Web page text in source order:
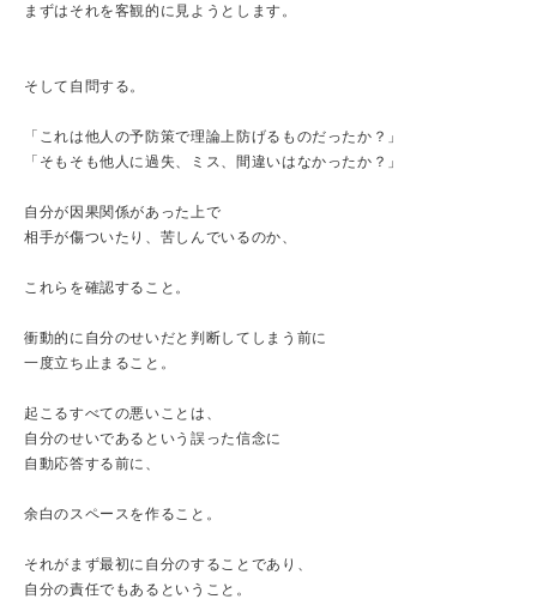
まずはそれを客観的に見ようとします。
そして自問する。
「これは他人の予防策で理論上防げるものだったか？」
「そもそも他人に過失、ミス、間違いはなかったか？」
自分が因果関係があった上で
相手が傷ついたり、苦しんでいるのか、
これらを確認すること。
衝動的に自分のせいだと判断してしまう前に
一度立ち止まること。
起こるすべての悪いことは、
自分のせいであるという誤った信念に
自動応答する前に、
余白のスペースを作ること。
それがまず最初に自分のすることであり、
自分の責任でもあるということ。